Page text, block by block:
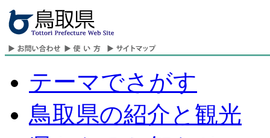
テーマでさがす
鳥取県の紹介と観光